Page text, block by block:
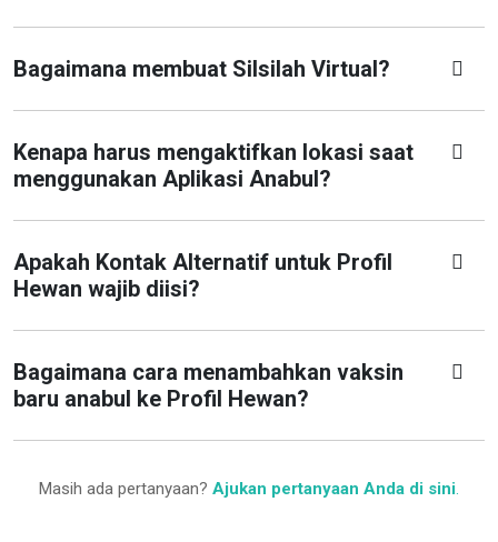
Bagaimana membuat Silsilah Virtual?
Kenapa harus mengaktifkan lokasi saat
menggunakan Aplikasi Anabul?
Apakah Kontak Alternatif untuk Profil
Hewan wajib diisi?
Bagaimana cara menambahkan vaksin
baru anabul ke Profil Hewan?
Masih ada pertanyaan? Ajukan pertanyaan Anda di sini.